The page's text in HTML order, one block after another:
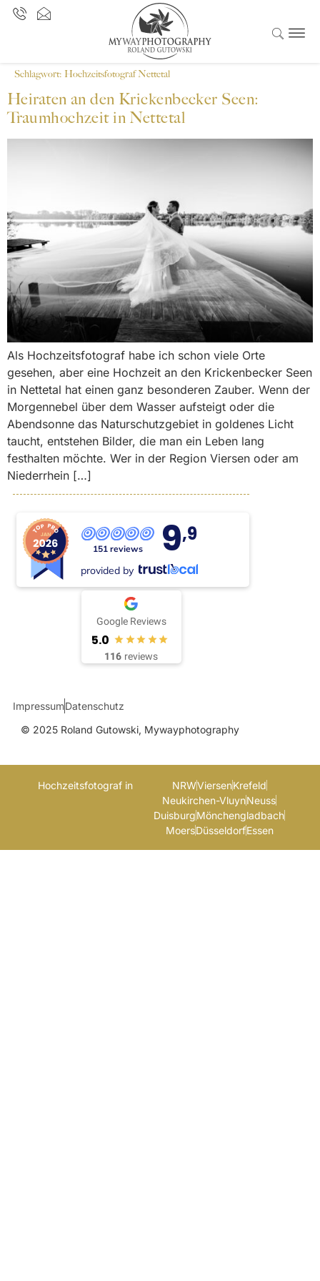
Schlagwort: Hochzeitsfotograf Nettetal
Heiraten an den Krickenbecker Seen:
Traumhochzeit in Nettetal
Als Hochzeitsfotograf habe ich schon viele Orte
gesehen, aber eine Hochzeit an den Krickenbecker Seen
in Nettetal hat einen ganz besonderen Zauber. Wenn der
Morgennebel über dem Wasser aufsteigt oder die
Abendsonne das Naturschutzgebiet in goldenes Licht
taucht, entstehen Bilder, die man ein Leben lang
festhalten möchte. Wer in der Region Viersen oder am
Niederrhein […]
© 2025 Roland Gutowski, Mywayphotography
151 reviews 9,9
provided by
Google Reviews
5.0
116 reviews
ImpressumDatenschutz
Hochzeitsfotograf in NRWViersenKrefeld
Neukirchen-VluynNeuss
DuisburgMönchengladbach
MoersDüsseldorfEssen